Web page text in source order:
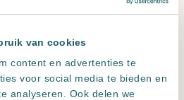
van cookies
content en advertenties te
voor social media te bieden en
analyseren. Ook delen we